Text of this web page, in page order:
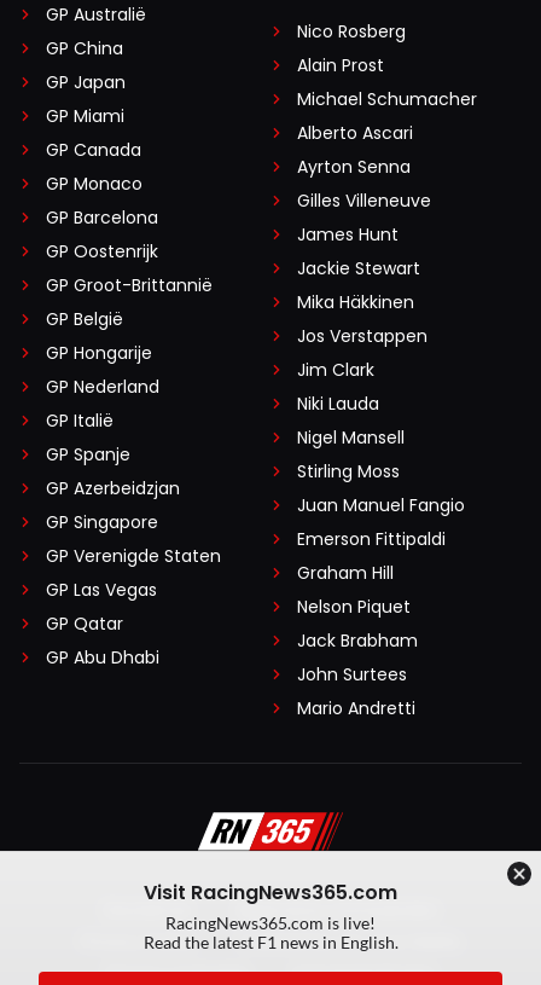
GP Australië
GP China
GP Japan
GP Miami
GP Canada
GP Monaco
GP Barcelona
GP Oostenrijk
GP Groot-Brittannië
GP België
GP Hongarije
GP Nederland
GP Italië
GP Spanje
GP Azerbeidzjan
GP Singapore
GP Verenigde Staten
GP Las Vegas
GP Qatar
GP Abu Dhabi
Nico Rosberg
Alain Prost
Michael Schumacher
Alberto Ascari
Ayrton Senna
Gilles Villeneuve
James Hunt
Jackie Stewart
Mika Häkkinen
Jos Verstappen
Jim Clark
Niki Lauda
Nigel Mansell
Stirling Moss
Juan Manuel Fangio
Emerson Fittipaldi
Graham Hill
Nelson Piquet
Jack Brabham
John Surtees
Mario Andretti
Algemene voorwaarden
Privacy Policy
Created by On Your Marks
Privacy manager
Kansspeluitingen
Visit RacingNews365.com
RacingNews365.com is live!
Read the latest F1 news in English.